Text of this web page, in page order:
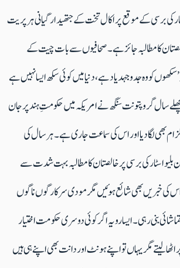
کی برسی کے موقع پر اکال تخت کے جتھیدار گیانی ہرپریت
کا مطالبہ جائز ہے۔صحافیوں سے بات چیت کے
کو وہ جدوجہد یاد ہے، دنیا میں کوئی سکھ ایسا نہیں ہے
سال گروپتونت سنگھ نے امریکہ میں حکومتِ ہندپر جان
بھی لگادیا اور اس کی سماعت جاری ہے۔ ہر سال کی
اسٹار کی برسی پر خالصتان کا مطالبہ بہت شدت سے
اس کی خبریں بھی شائع ہوئیں مگر مودی سرکار گوں ناگوں
بنی رہی۔ ایسا رویہ اگر کوئی دوسری حکومت اختیار
اٹھالیتے مگر یہاں تو اپنے ہونٹ اور دانت بھی اپنے ہی ہیں